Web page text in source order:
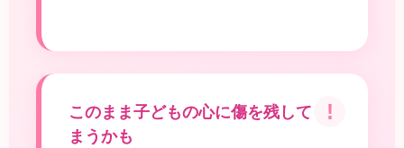
このまま子どもの心に傷を残してし
まうかも